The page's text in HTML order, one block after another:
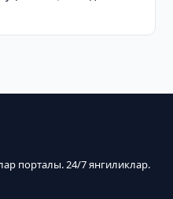
порталы. 24/7 янгиликлар.